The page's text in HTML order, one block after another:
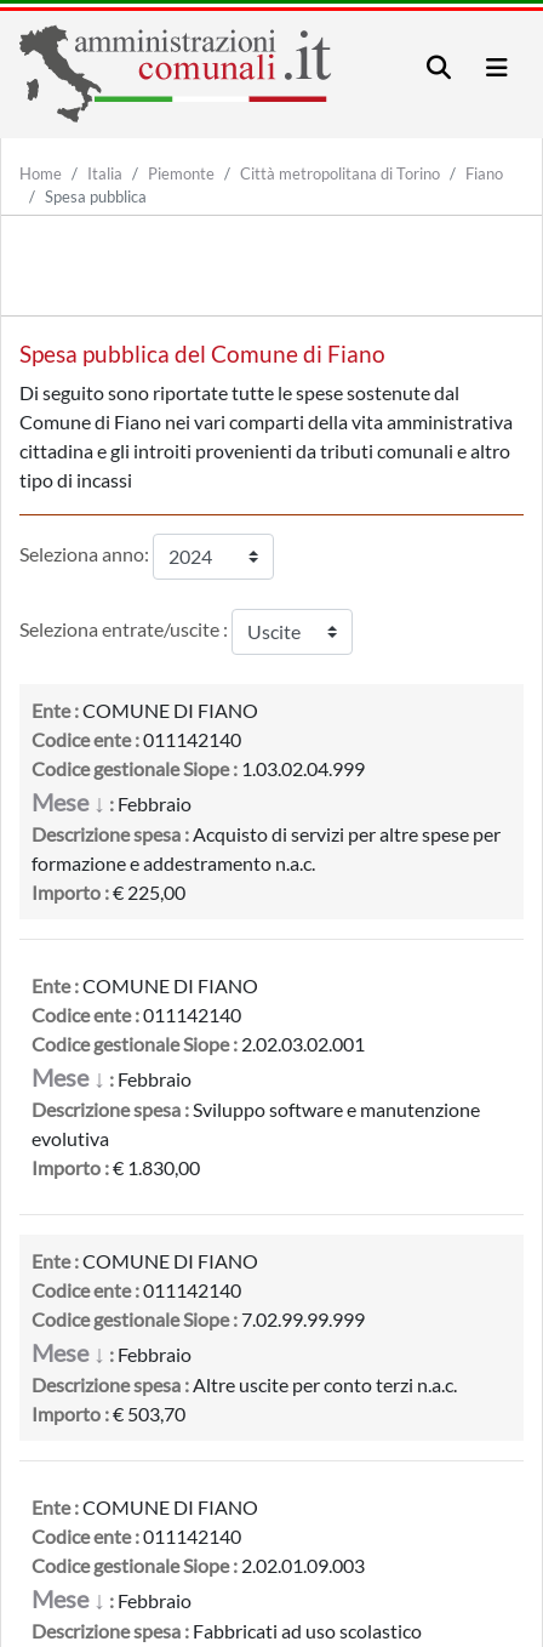
Home Italia Piemonte Città metropolitana di Torino
Fiano
Spesa pubblica
Spesa pubblica del Comune di Fiano
Di seguito sono riportate tutte le spese sostenute dal
Comune di Fiano nei vari comparti della vita amministrativa
cittadina e gli introiti provenienti da tributi comunali e altro
tipo di incassi
Seleziona anno:
Seleziona entrate/uscite :
Ente :COMUNE DI FIANO
Codice ente :011142140
Codice gestionale Siope : 1.03.02.04.999
Mese ↓ : Febbraio
Descrizione spesa :Acquisto di servizi per altre spese per
formazione e addestramento n.a.c.
Importo :€ 225,00
Ente :COMUNE DI FIANO
Codice ente :011142140
Codice gestionale Siope : 2.02.03.02.001
Mese ↓ : Febbraio
Descrizione spesa :Sviluppo software e manutenzione
evolutiva
Importo :€ 1.830,00
Ente :COMUNE DI FIANO
Codice ente :011142140
Codice gestionale Siope :7.02.99.99.999
Mese ↓ : Febbraio
Descrizione spesa :Altre uscite per conto terzi n.a.c.
Importo :€ 503,70
Ente :COMUNE DI FIANO
Codice ente :011142140
Codice gestionale Siope : 2.02.01.09.003
Mese ↓ : Febbraio
Descrizione spesa : Fabbricati ad uso scolastico